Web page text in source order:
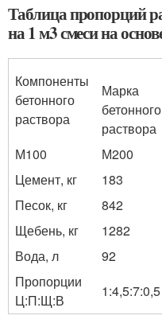
Таблица пропорций
на 1 м3 смеси на
Компоненты
бетонного
раствора
Марка
бетонного
раствора
М100
М200
Цемент, кг
183
Песок, кг
842
Щебень, кг
1282
Вода, л
92
Пропорции
Ц:П:Щ:В
1:4,5:7:0,5